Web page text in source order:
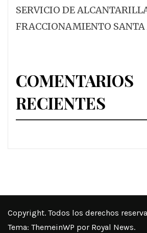
SERVICIO DE
FRACCIONAMIENTO
COMENTARIOS
RECIENTES
Copyright. Todos los derechos
Tema: ThemeinWP por Royal News.